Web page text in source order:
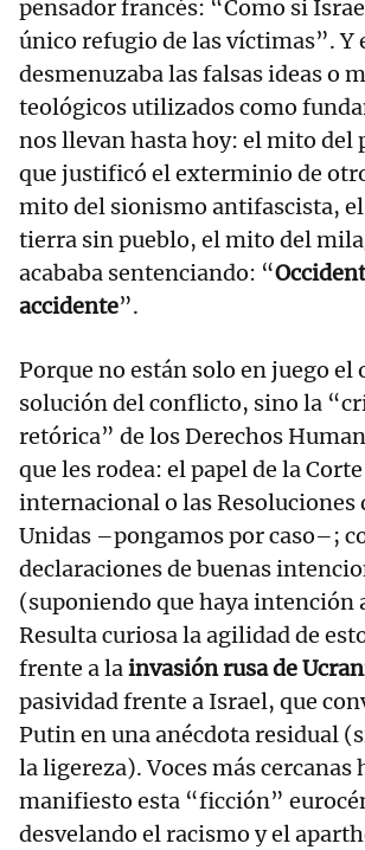
pensador francés: “Como si
único refugio de las víctimas”. Y
desmenuzaba las falsas ideas o
teológicos utilizados como
nos llevan hasta hoy: el mito del
que justificó el exterminio de
mito del sionismo antifascista,
tierra sin pueblo, el mito del
acababa sentenciando: “
accidente”.
Porque no están solo en juego el
solución del conflicto, sino la
retórica” de los Derechos
que les rodea: el papel de la
internacional o las Resoluciones
Unidas –pongamos por caso–;
declaraciones de buenas
(suponiendo que haya intención
Resulta curiosa la agilidad de
frente a lainvasión rusa de
pasividad frente a Israel, que
Putin en una anécdota residual
la ligereza). Voces más cercanas
manifiesto esta “ficción”
desvelando el racismo y el